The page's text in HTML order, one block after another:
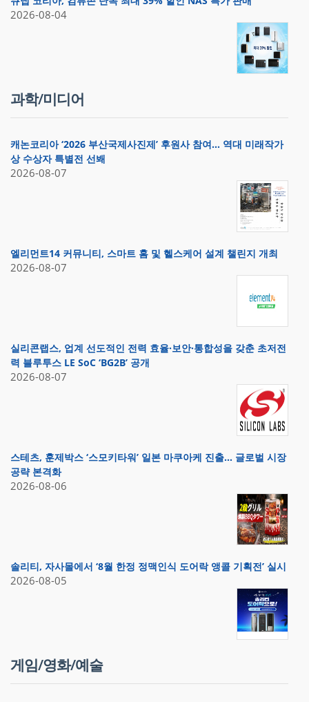
2026-08-04
과학/미디어
캐논코리아 ‘2026 부산국제사진제’ 후원사 참여… 역대 미래작가
상 수상자 특별전 선봬
2026-08-07
엘리먼트14 커뮤니티, 스마트 홈 및 헬스케어 설계 챌린지 개최
2026-08-07
실리콘랩스, 업계 선도적인 전력 효율·보안·통합성을 갖춘 초저전
력 블루투스 LE SoC ‘BG2B’ 공개
2026-08-07
스테츠, 훈제박스 ‘스모키타워’ 일본 마쿠아케 진출… 글로벌 시장
공략 본격화
2026-08-06
솔리티, 자사몰에서 ‘8월 한정 정맥인식 도어락 앵콜 기획전’ 실시
2026-08-05
게임/영화/예술